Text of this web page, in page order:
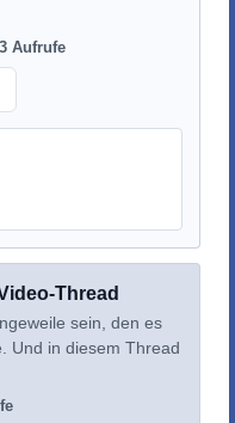
Aufrufe
Thread
sein, den es
Und in diesem Thread